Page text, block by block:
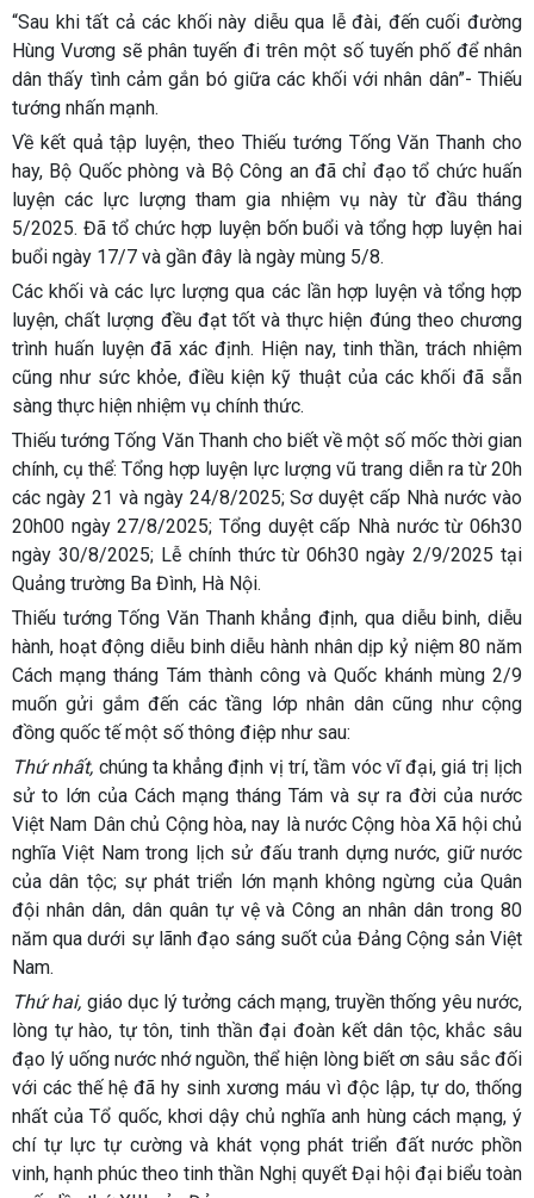
“Sau khi tất cả các khối này diễu qua lễ đài, đến cuối đường
Hùng Vương sẽ phân tuyến đi trên một số tuyến phố để nhân
dân thấy tình cảm gắn bó giữa các khối với nhân dân”- Thiếu
tướng nhấn mạnh.
Về kết quả tập luyện, theo Thiếu tướng Tống Văn Thanh cho
hay, Bộ Quốc phòng và Bộ Công an đã chỉ đạo tổ chức huấn
luyện các lực lượng tham gia nhiệm vụ này từ đầu tháng
5/2025. Đã tổ chức hợp luyện bốn buổi và tổng hợp luyện hai
buổi ngày 17/7 và gần đây là ngày mùng 5/8.
Các khối và các lực lượng qua các lần hợp luyện và tổng hợp
luyện, chất lượng đều đạt tốt và thực hiện đúng theo chương
trình huấn luyện đã xác định. Hiện nay, tinh thần, trách nhiệm
cũng như sức khỏe, điều kiện kỹ thuật của các khối đã sẵn
sàng thực hiện nhiệm vụ chính thức.
Thiếu tướng Tống Văn Thanh cho biết về một số mốc thời gian
chính, cụ thể: Tổng hợp luyện lực lượng vũ trang diễn ra từ 20h
các ngày 21 và ngày 24/8/2025; Sơ duyệt cấp Nhà nước vào
20h00 ngày 27/8/2025; Tổng duyệt cấp Nhà nước từ 06h30
ngày 30/8/2025; Lễ chính thức từ 06h30 ngày 2/9/2025 tại
Quảng trường Ba Đình, Hà Nội.
Thiếu tướng Tống Văn Thanh khẳng định, qua diễu binh, diễu
hành, hoạt động diễu binh diễu hành nhân dịp kỷ niệm 80 năm
Cách mạng tháng Tám thành công và Quốc khánh mùng 2/9
muốn gửi gắm đến các tầng lớp nhân dân cũng như cộng
đồng quốc tế một số thông điệp như sau:
Thứ nhất, chúng ta khẳng định vị trí, tầm vóc vĩ đại, giá trị lịch
sử to lớn của Cách mạng tháng Tám và sự ra đời của nước
Việt Nam Dân chủ Cộng hòa, nay là nước Cộng hòa Xã hội chủ
nghĩa Việt Nam trong lịch sử đấu tranh dựng nước, giữ nước
của dân tộc; sự phát triển lớn mạnh không ngừng của Quân
đội nhân dân, dân quân tự vệ và Công an nhân dân trong 80
năm qua dưới sự lãnh đạo sáng suốt của Đảng Cộng sản Việt
Nam.
Thứ hai, giáo dục lý tưởng cách mạng, truyền thống yêu nước,
lòng tự hào, tự tôn, tinh thần đại đoàn kết dân tộc, khắc sâu
đạo lý uống nước nhớ nguồn, thể hiện lòng biết ơn sâu sắc đối
với các thế hệ đã hy sinh xương máu vì độc lập, tự do, thống
nhất của Tổ quốc, khơi dậy chủ nghĩa anh hùng cách mạng, ý
chí tự lực tự cường và khát vọng phát triển đất nước phồn
vinh, hạnh phúc theo tinh thần Nghị quyết Đại hội đại biểu toàn